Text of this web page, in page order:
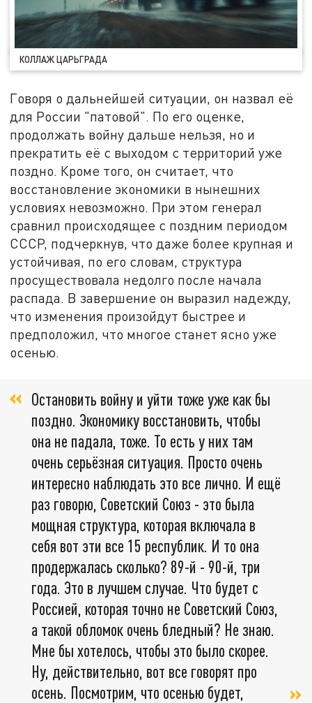
КОЛЛАЖ ЦАРЬГРАДА
Говоря о дальнейшей ситуации, он назвал её
для России "патовой". По его оценке,
продолжать войну дальше нельзя, но и
прекратить её с выходом с территорий уже
поздно. Кроме того, он считает, что
восстановление экономики в нынешних
условиях невозможно. При этом генерал
сравнил происходящее с поздним периодом
СССР, подчеркнув, что даже более крупная и
устойчивая, по его словам, структура
просуществовала недолго после начала
распада. В завершение он выразил надежду,
что изменения произойдут быстрее и
предположил, что многое станет ясно уже
осенью.
Остановить войну и уйти тоже уже как бы
поздно. Экономику восстановить, чтобы
она не падала, тоже. То есть у них там
очень серьёзная ситуация. Просто очень
интересно наблюдать это все лично. И ещё
раз говорю, Советский Союз - это была
мощная структура, которая включала в
себя вот эти все 15 республик. И то она
продержалась сколько? 89-й - 90-й, три
года. Это в лучшем случае. Что будет с
Россией, которая точно не Советский Союз,
а такой обломок очень бледный? Не знаю.
Мне бы хотелось, чтобы это было скорее.
Ну, действительно, вот все говорят про
осень. Посмотрим, что осенью будет,